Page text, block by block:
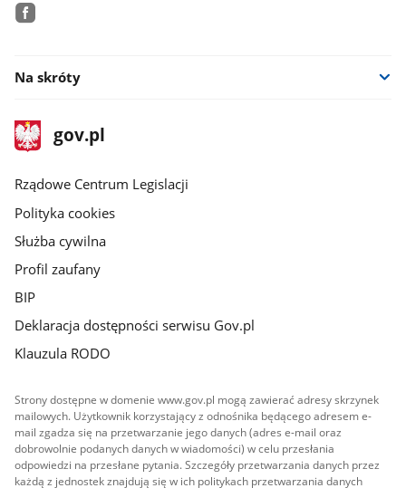
Na skróty
stopka
gov.plStrona
gov.pl
Rządowe Centrum Legislacji
Polityka cookies
Służba cywilna
Profil zaufany
BIP
Deklaracja dostępności serwisu Gov.pl
Klauzula RODO
Strony dostępne w domenie www.gov.pl mogą zawierać adresy skrzynek
mailowych. Użytkownik korzystający z odnośnika będącego adresem e-
mail zgadza się na przetwarzanie jego danych (adres e-mail oraz
dobrowolnie podanych danych w wiadomości) w celu przesłania
odpowiedzi na przesłane pytania. Szczegóły przetwarzania danych przez
każdą z jednostek znajdują się w ich politykach przetwarzania danych